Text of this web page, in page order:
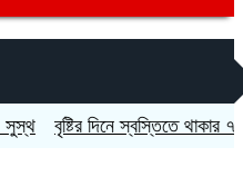
বৃষ্টির দিনে স্বস্তিতে থাকার ৭ উপায়